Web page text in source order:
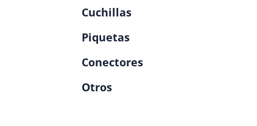
Cuchillas
Piquetas
Conectores
Otros